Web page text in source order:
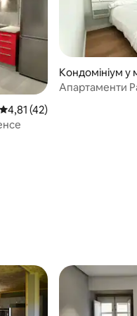
Середня оцінка: 4,81 з 5,
4,81 (42)
Кондомініум у
e Pantón
Апартаменти